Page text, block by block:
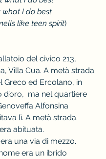
what I do best
like teen spirit)
del civico 213,
Villa Cua. A metà strada
Greco ed Ercolano, in
d’oro,  ma nel quartiere
Alfonsina
lì. A metà strada.
abituata.
una via di mezzo.
era un ibrido